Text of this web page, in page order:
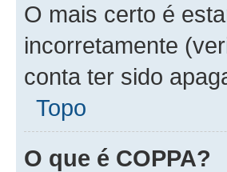
O mais certo é
incorretamente
conta ter sido
Topo
O que é COPPA?